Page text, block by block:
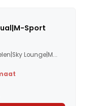
Sport
Lounge|M...